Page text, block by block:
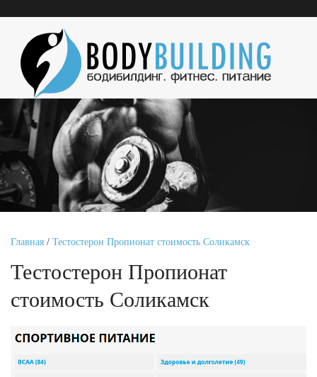
Главная / Тестостерон Пропионат стоимость Соликамск
Тестостерон Пропионат
стоимость Соликамск